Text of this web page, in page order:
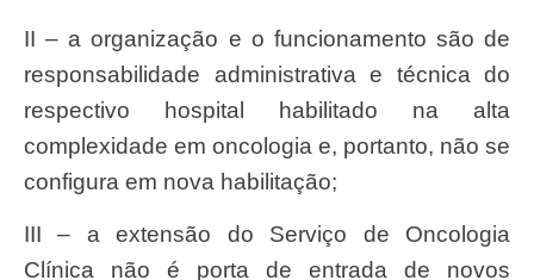
II – a organização e o funcionamento são de
responsabilidade administrativa e técnica do
respectivo hospital habilitado na alta
complexidade em oncologia e, portanto, não se
configura em nova habilitação;
III – a extensão do Serviço de Oncologia
Clínica não é porta de entrada de novos